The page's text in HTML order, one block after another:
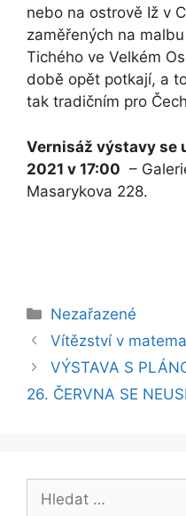
nebo na ostrově Iž v
zaměřených na
Tichého ve Velkém
době opět potkají, a
tak tradičním pro
Vernisáž výstavy se
2021 v 17:00 –
Masarykova 228.
Rubriky
Nezařazené
Vítězství v
VÝSTAVA S
26. ČERVNA SE